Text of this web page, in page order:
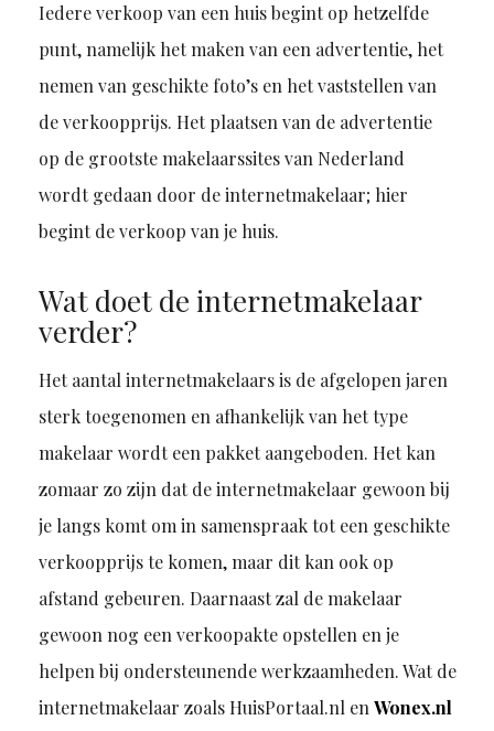
Iedere verkoop van een huis begint op hetzelfde
punt, namelijk het maken van een advertentie, het
nemen van geschikte foto’s en het vaststellen van
de verkoopprijs. Het plaatsen van de advertentie
op de grootste makelaarssites van Nederland
wordt gedaan door de internetmakelaar; hier
begint de verkoop van je huis.
Wat doet de internetmakelaar
verder?
Het aantal internetmakelaars is de afgelopen jaren
sterk toegenomen en afhankelijk van het type
makelaar wordt een pakket aangeboden. Het kan
zomaar zo zijn dat de internetmakelaar gewoon bij
je langs komt om in samenspraak tot een geschikte
verkoopprijs te komen, maar dit kan ook op
afstand gebeuren. Daarnaast zal de makelaar
gewoon nog een verkoopakte opstellen en je
helpen bij ondersteunende werkzaamheden. Wat de
internetmakelaar zoals HuisPortaal.nl enWonex.nl